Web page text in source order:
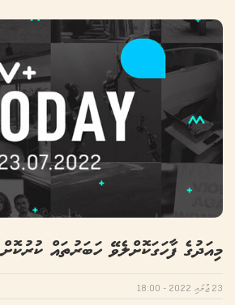
މިއަދުގެ ފާހަގަކޮށްލެވޭ ހަބަރުތައް ކުރުކޮށް
23 ޖުލައި 2022 - 18:00